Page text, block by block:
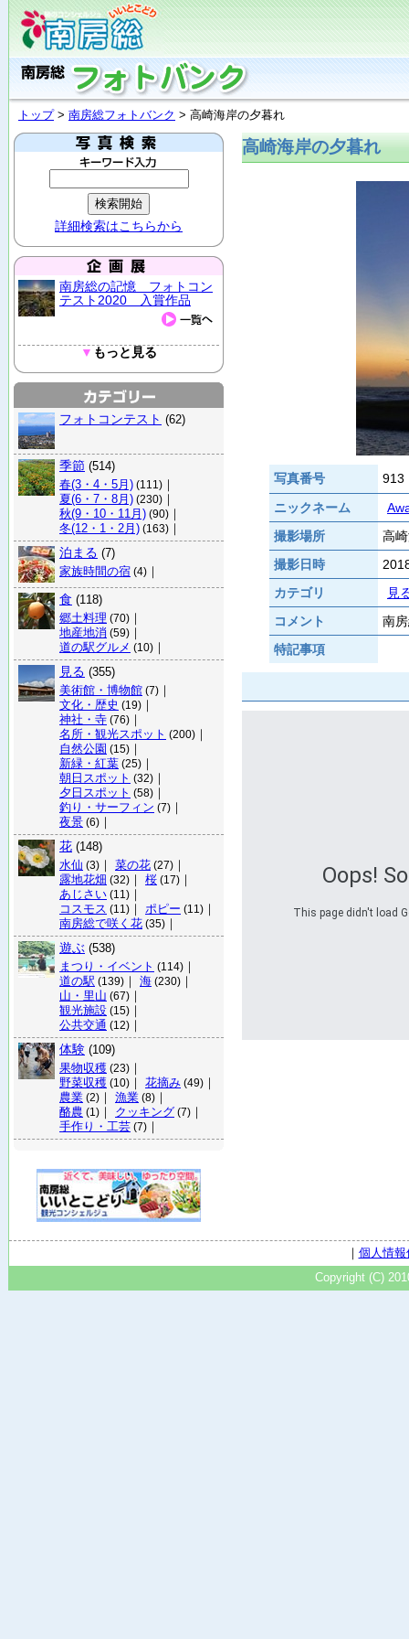
トップ> 南房総フォトバンク > 高崎海岸の夕暮れ
詳細検索はこちらから
南房総の記憶 フォトコン
テスト2020 入賞作品
▼ もっと見る
フォトコンテスト (62)
季節 (514)
春(3・4・5月) (111) ｜
夏(6・7・8月) (230) ｜
秋(9・10・11月) (90) ｜
冬(12・1・2月) (163) ｜
泊まる (7)
家族時間の宿 (4) ｜
食 (118)
郷土料理 (70) ｜
地産地消 (59) ｜
道の駅グルメ (10) ｜
見る (355)
美術館・博物館 (7) ｜
文化・歴史 (19) ｜
神社・寺 (76) ｜
名所・観光スポット (200) ｜
自然公園 (15) ｜
新緑・紅葉 (25) ｜
朝日スポット (32) ｜
夕日スポット (58) ｜
釣り・サーフィン (7) ｜
夜景 (6) ｜
花 (148)
水仙 (3) ｜ 菜の花 (27) ｜
露地花畑 (32) ｜ 桜 (17) ｜
あじさい (11) ｜
コスモス (11) ｜ ポピー (11) ｜
南房総で咲く花 (35) ｜
遊ぶ (538)
まつり・イベント (114) ｜
道の駅 (139) ｜ 海 (230) ｜
山・里山 (67) ｜
観光施設 (15) ｜
公共交通 (12) ｜
体験 (109)
果物収穫 (23) ｜
野菜収穫 (10) ｜ 花摘み (49) ｜
農業 (2) ｜ 漁業 (8) ｜
酪農 (1) ｜ クッキング (7) ｜
手作り・工芸 (7) ｜
高崎海岸の夕暮れ
写真番号
913
ニックネーム
撮影場所
高
撮影日時
カテゴリ
見
コメント
南
特記事項
Oops!
This page didn't load
｜ 個人情
Copyright (C)